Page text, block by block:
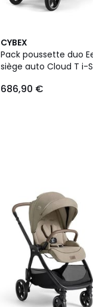
CYBEX
Pack poussette duo
siège auto Cloud T i-
686,90 €
2
Couleurs